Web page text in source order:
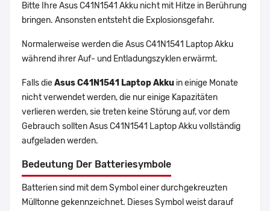
Bitte Ihre Asus C41N1541 Akku nicht mit Hitze in Berührung
bringen. Ansonsten entsteht die Explosionsgefahr.
Normalerweise werden die Asus C41N1541 Laptop Akku
während ihrer Auf- und Entladungszyklen erwärmt.
Falls dieAsus C41N1541 Laptop Akku in einige Monate
nicht verwendet werden, die nur einige Kapazitäten
verlieren werden, sie treten keine Störung auf, vor dem
Gebrauch sollten Asus C41N1541 Laptop Akku vollständig
aufgeladen werden.
Bedeutung Der Batteriesymbole
Batterien sind mit dem Symbol einer durchgekreuzten
Mülltonne gekennzeichnet. Dieses Symbol weist darauf